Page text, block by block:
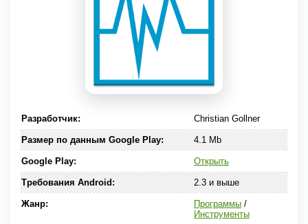
Разработчик: Christian Gollner
Размер по данным Google Play: 4.1 Mb
Google Play: Открыть
Требования Android: 2.3 и выше
Жанр: Программы/
Инструменты